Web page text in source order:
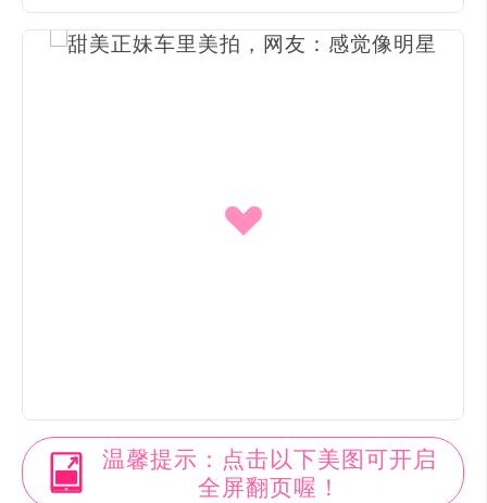
温馨提示：点击以下美图可开启
全屏翻页喔！